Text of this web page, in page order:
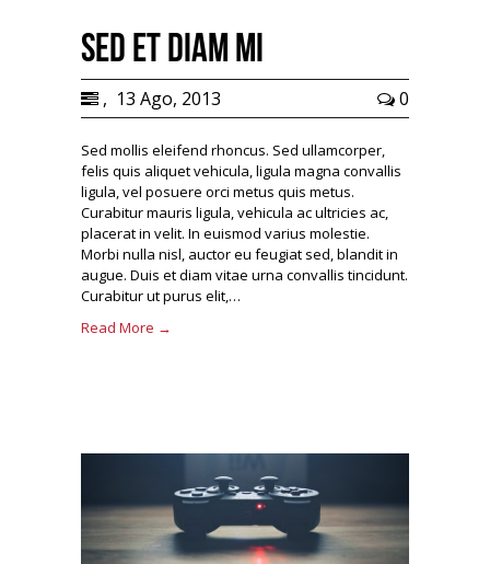
Sed et diam mi
, 13 Ago, 2013 0
Sed mollis eleifend rhoncus. Sed ullamcorper,
felis quis aliquet vehicula, ligula magna convallis
ligula, vel posuere orci metus quis metus.
Curabitur mauris ligula, vehicula ac ultricies ac,
placerat in velit. In euismod varius molestie.
Morbi nulla nisl, auctor eu feugiat sed, blandit in
augue. Duis et diam vitae urna convallis tincidunt.
Curabitur ut purus elit,…
Read More →